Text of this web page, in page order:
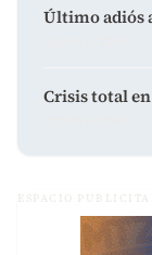
Último adiós
Crisis total
ESPACIO